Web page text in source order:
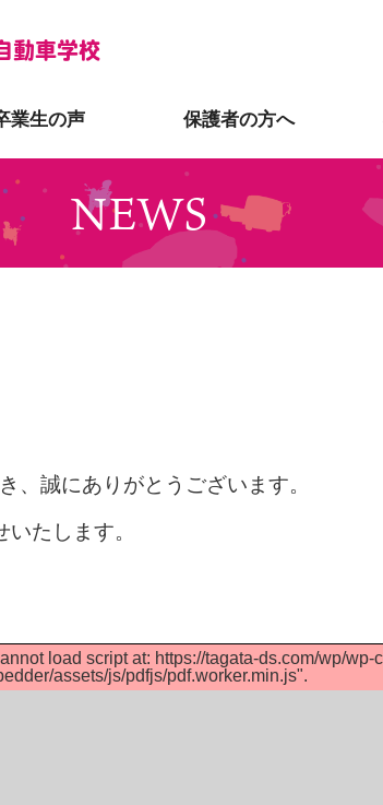
動車学校
業生の声 保護者の方へ
NEWS
、誠にありがとうございます。
たします。
load script at: https://tagata-ds.com/wp/wp-
assets/js/pdfjs/pdf.worker.min.js".